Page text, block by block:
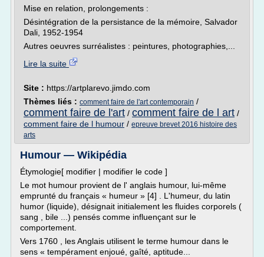
Mise en relation, prolongements :
Désintégration de la persistance de la mémoire, Salvador
Dali, 1952-1954
Autres oeuvres surréalistes : peintures, photographies,...
Lire la suite
Site : https://artplarevo.jimdo.com
Thèmes liés : comment faire de l'art contemporain /
comment faire de l'art / comment faire de l art /
comment faire de l humour / epreuve brevet 2016 histoire des
arts
Humour — Wikipédia
Étymologie[ modifier | modifier le code ]
Le mot humour provient de l' anglais humour, lui-même
emprunté du français « humeur » [4] . L'humeur, du latin
humor (liquide), désignait initialement les fluides corporels (
sang , bile ...) pensés comme influençant sur le
comportement.
Vers 1760 , les Anglais utilisent le terme humour dans le
sens « tempérament enjoué, gaîté, aptitude...